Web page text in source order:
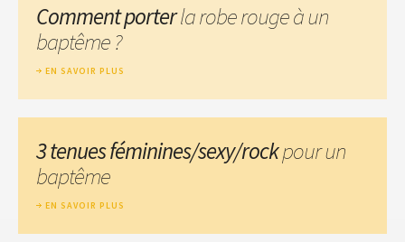
Comment porterla robe rouge à un
baptême ?
EN SAVOIR PLUS
3 tenues féminines/sexy/rockpour un
baptême
EN SAVOIR PLUS